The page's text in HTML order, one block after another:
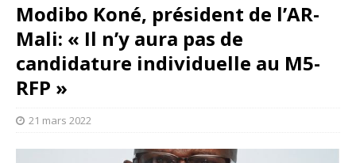
Modibo Koné, président de l’AR-
Mali: « Il n’y aura pas de
candidature individuelle au M5-
RFP »
21 mars 2022